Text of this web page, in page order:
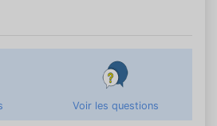
Voir les questions